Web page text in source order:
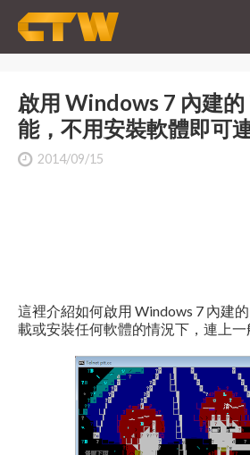
啟用 Windows 7 內建
能，不用安裝軟體即可
2014/09/15
這裡介紹如何啟用 Windows 7 內建
載或安裝任何軟體的情況下，連上一